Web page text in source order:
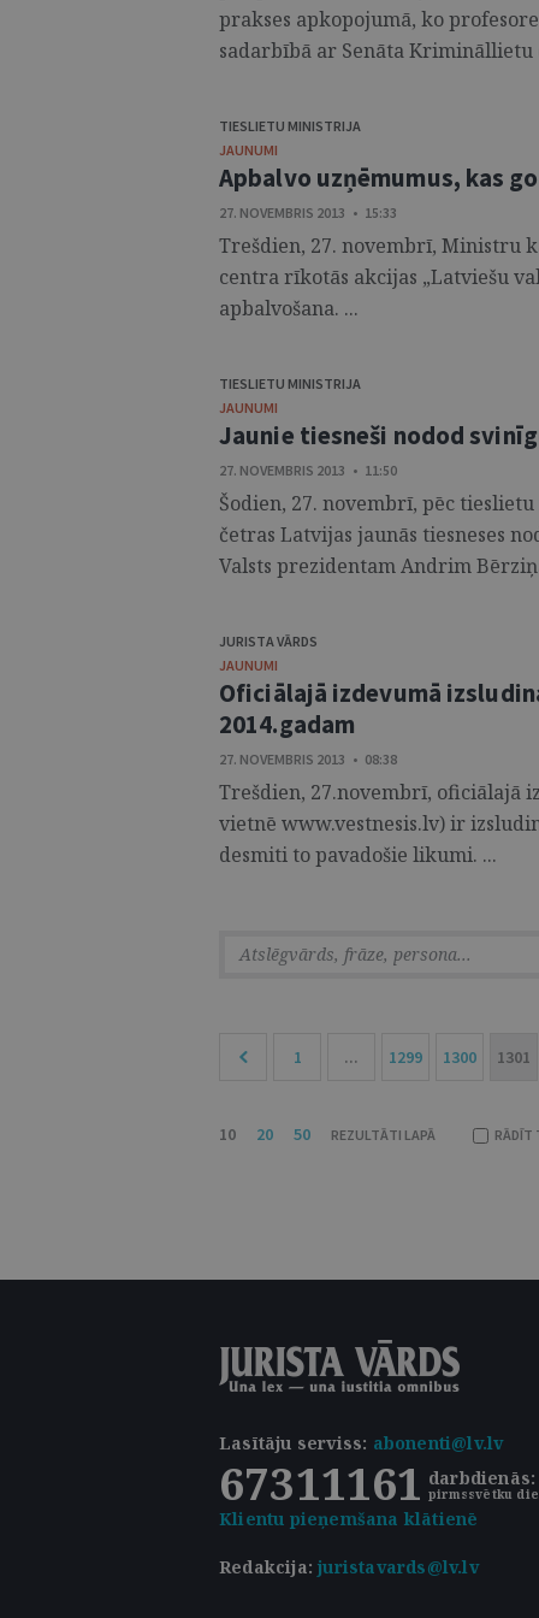
prakses apkopojumā, ko
sadarbībā ar Senāta
TIESLIETU MINISTRIJA
JAUNUMI
Apbalvo uzņēmumus, kas
27. NOVEMBRIS 2013 • 15:33
Trešdien, 27. novembrī, Ministru
centra rīkotās akcijas „Latviešu
apbalvošana. ...
TIESLIETU MINISTRIJA
JAUNUMI
Jaunie tiesneši nodod
27. NOVEMBRIS 2013 • 11:50
Šodien, 27. novembrī, pēc
četras Latvijas jaunās tiesneses
Valsts prezidentam Andrim
JURISTA VĀRDS
JAUNUMI
Oficiālajā izdevumā
2014.gadam
27. NOVEMBRIS 2013 • 08:38
Trešdien, 27.novembrī, oficiālajā
vietnē www.vestnesis.lv) ir
desmiti to pavadošie likumi. ...
1 ... 1299 1300 1301
10 20 50 REZULTĀTI LAPĀ RĀDĪT
Lasītāju serviss: abonenti@lv.lv
67311161 darbdienās:
pirmssvētku
Klientu pieņemšana klātienē
Redakcija:juristavards@lv.lv